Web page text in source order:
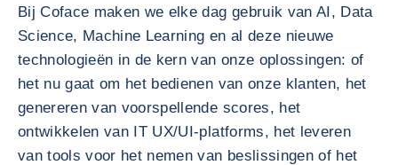
Bij Coface maken we elke dag gebruik van AI, Data
Science, Machine Learning en al deze nieuwe
technologieën in de kern van onze oplossingen: of
het nu gaat om het bedienen van onze klanten, het
genereren van voorspellende scores, het
ontwikkelen van IT UX/UI-platforms, het leveren
van tools voor het nemen van beslissingen of het